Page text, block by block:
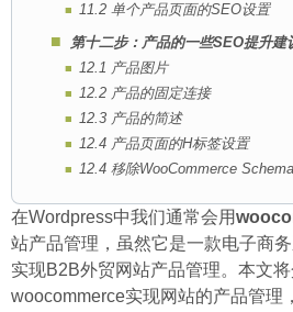
11.2 单个产品页面的SEO设置
第十二步：产品的一些SEO提升建
12.1 产品图片
12.2 产品的固定连接
12.3 产品的简述
12.4 产品页面的H标签设置
12.4 移除WooCommerce Schema
在Wordpress中我们通常会用
站产品管理，虽然它是一款电子商
实现B2B外贸网站产品管理。本文
woocommerce实现网站的产品管理